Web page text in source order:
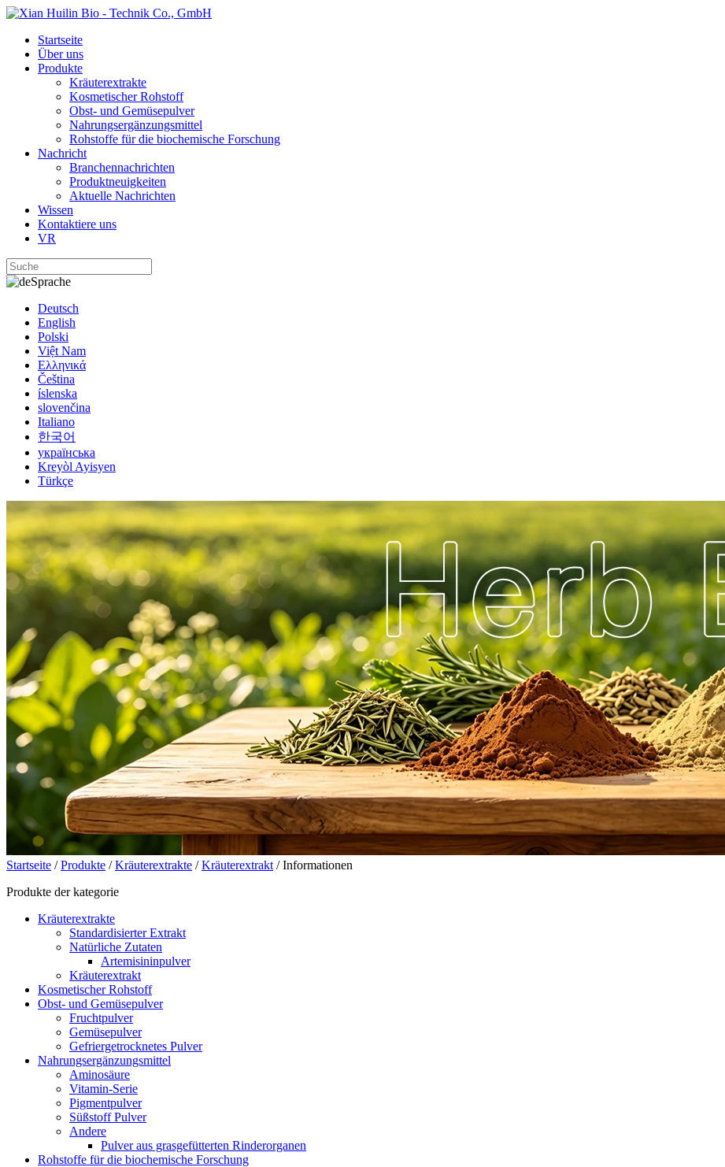
Startseite
Über uns
Produkte
Kräuterextrakte
Kosmetischer Rohstoff
Obst- und Gemüsepulver
Nahrungsergänzungsmittel
Rohstoffe für die biochemische Forschung
Nachricht
Branchennachrichten
Produktneuigkeiten
Aktuelle Nachrichten
Wissen
Kontaktiere uns
VR
Sprache
Deutsch
English
Polski
Việt Nam
Ελληνικά
Čeština
íslenska
slovenčina
Italiano
한국어
українська
Kreyòl Ayisyen
Türkçe
Startseite /Produkte /Kräuterextrakte /Kräuterextrakt / Informationen
Produkte der kategorie
Kräuterextrakte
Standardisierter Extrakt
Natürliche Zutaten
Artemisininpulver
Kräuterextrakt
Kosmetischer Rohstoff
Obst- und Gemüsepulver
Fruchtpulver
Gemüsepulver
Gefriergetrocknetes Pulver
Nahrungsergänzungsmittel
Aminosäure
Vitamin-Serie
Pigmentpulver
Süßstoff Pulver
Andere
Pulver aus grasgefütterten Rinderorganen
Rohstoffe für die biochemische Forschung